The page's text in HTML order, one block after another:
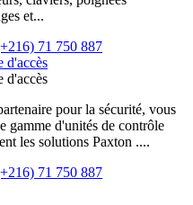
et...
71 750 887
d'accès
d'accès
pour la sécurité, vous
gamme d'unités de contrôle
les solutions Paxton ....
71 750 887